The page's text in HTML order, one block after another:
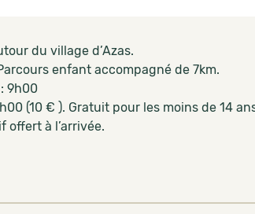
du village d’Azas.
enfant accompagné de 7km.
9h00
(10 € ). Gratuit pour les moins de 14
offert à l’arrivée.